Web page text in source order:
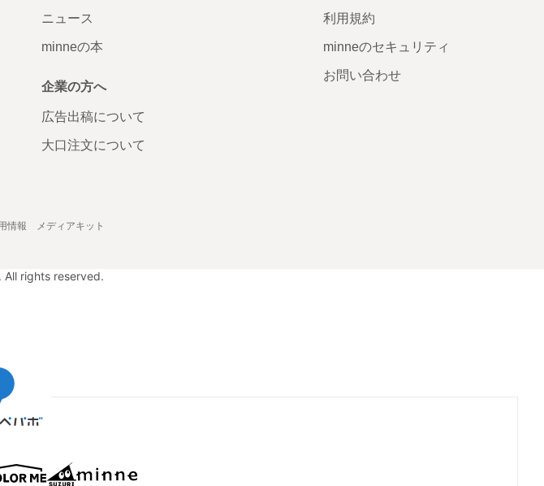
ニュース
minneの本
企業の方へ
広告出稿について
大口注文について
利用規約
minneのセキュリティ
お問い合わせ
情報 メディアキット
rights reserved.